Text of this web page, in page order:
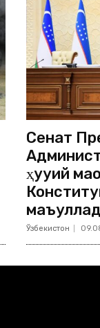
Сенат
ҳуқуқий
Ўзбекистон